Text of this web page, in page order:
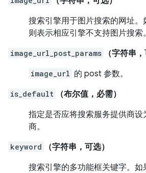
搜索引擎用于图片搜索的网址。
则表示相应引擎不支持图片搜索。
image_url_post_params （字符串，
image_url 的 post 参数。
is_default
（布尔值，必需）
指定是否应将搜索服务提供商
商。
keyword
（字符串，可选）
搜索引擎的多功能框关键字。如